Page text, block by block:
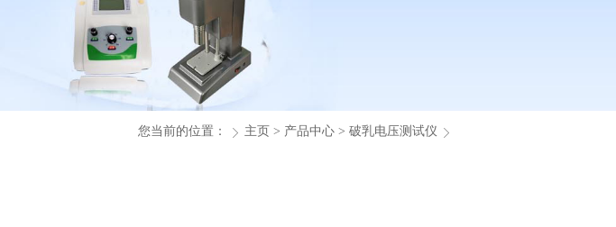
您当前的位置： 主页 > 产品中心 > 破乳电压测试仪